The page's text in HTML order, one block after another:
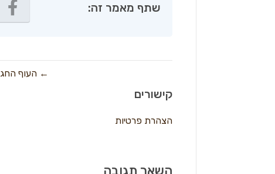
שתף מאמר זה:
← העוף
קישורים
הצהרת פרטיות
השאר תגובה